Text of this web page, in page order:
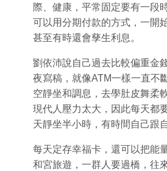
際、健康，平常固定要有一段
可以用分期付款的方式，一開
甚至有時還會孳生利息。
劉依沛說自己過去比較偏重金
夜寫稿，就像ATM一樣一直不
空靜坐和調息，去學肚皮舞柔
現代人壓力太大，因此每天都
天靜坐半小時，有時間自己跟
每天定存幸福卡，還可以把能
和宮旅遊，一群人要過橋，往